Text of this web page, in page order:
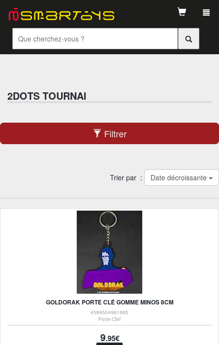
2DOTS TOURNAI
Filtrer
Trier par : Date décroissante
GOLDORAK PORTE CLÉ GOMME MINOS 8CM
4589504961995
Porte-Clef
9.95€